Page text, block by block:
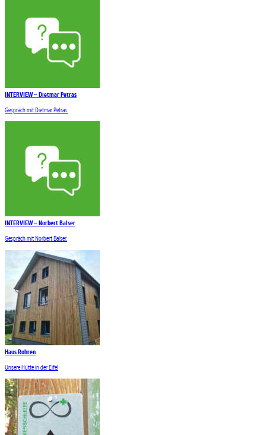
INTERVIEW – Dietmar Petras
Gespräch mit Dietmar Petras.
INTERVIEW – Norbert Balser
Gespräch mit Norbert Balser.
Haus Rohren
Unsere Hütte in der Eifel